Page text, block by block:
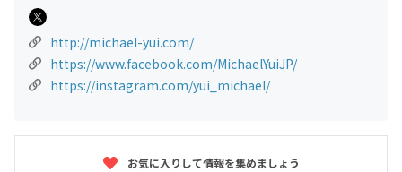
http://michael-yui.com/
https://www.facebook.com/MichaelYuiJP/
https://instagram.com/yui_michael/
お気に入りして情報を集めましょう